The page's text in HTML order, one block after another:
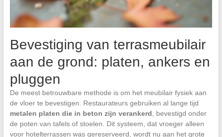
Bevestiging van terrasmeubilair
aan de grond: platen, ankers en
pluggen
De meest betrouwbare methode is om het meubilair fysiek aan
de vloer te bevestigen. Restaurateurs gebruiken al lange tijd
metalen platen die in beton zijn verankerd , bevestigd onder
de poten van tafels of stoelen. Dit systeem, dat vroeger alleen
voor hotelterrassen was gereserveerd, wordt nu aan het grote